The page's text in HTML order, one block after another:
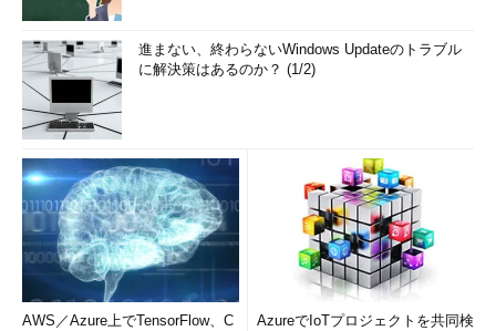
進まない、終わらないWindows Updateのトラブル
に解決策はあるのか？ (1/2)
AWS／Azure上でTensorFlow、C
AzureでIoTプロジェクトを共同検